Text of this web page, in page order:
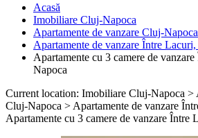
Acasă
Imobiliare Cluj-Napoca
Apartamente de vanzare Cluj-Napoca
Apartamente de vanzare Între
Apartamente cu 3 camere de
Napoca
Current location: Imobiliare Cluj-Napoca >
Cluj-Napoca > Apartamente de vanzare
Apartamente cu 3 camere de vanzare Între